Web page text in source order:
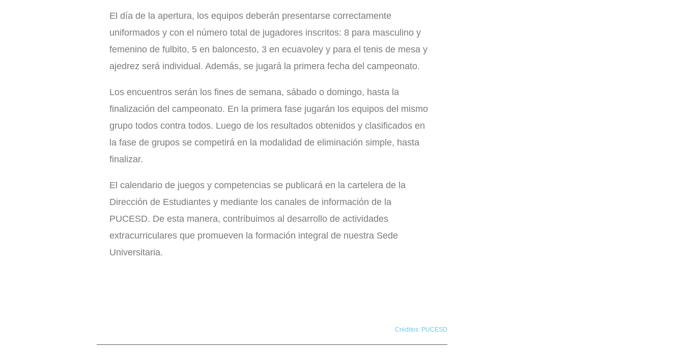
El día de la apertura, los equipos deberán presentarse correctamente
uniformados y con el número total de jugadores inscritos: 8 para masculino y
femenino de fulbito, 5 en baloncesto, 3 en ecuavoley y para el tenis de mesa y
ajedrez será individual. Además, se jugará la primera fecha del campeonato.
Los encuentros serán los fines de semana, sábado o domingo, hasta la
finalización del campeonato. En la primera fase jugarán los equipos del mismo
grupo todos contra todos. Luego de los resultados obtenidos y clasificados en
la fase de grupos se competirá en la modalidad de eliminación simple, hasta
finalizar.
El calendario de juegos y competencias se publicará en la cartelera de la
Dirección de Estudiantes y mediante los canales de información de la
PUCESD. De esta manera, contribuimos al desarrollo de actividades
extracurriculares que promueven la formación integral de nuestra Sede
Universitaria.
Créditos: PUCESD